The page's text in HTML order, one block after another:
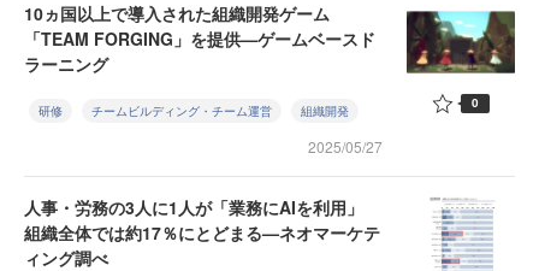
10ヵ国以上で導入された組織開発ゲーム
「TEAM FORGING」を提供—ゲームベースド
ラーニング
研修 チームビルディング・チーム運営 組織開発
2025/05/27
0
人事・労務の3人に1人が「業務にAIを利用」
組織全体では約17％にとどまる—ネオマーケテ
ィング調べ